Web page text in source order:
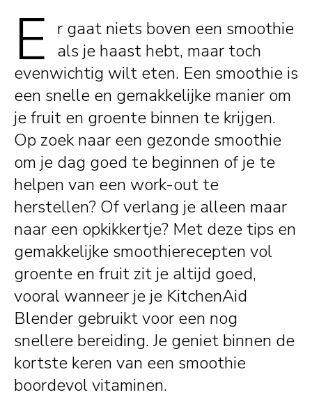
E r gaat niets boven een smoothie
als je haast hebt, maar toch
evenwichtig wilt eten. Een smoothie is
een snelle en gemakkelijke manier om
je fruit en groente binnen te krijgen.
Op zoek naar een gezonde smoothie
om je dag goed te beginnen of je te
helpen van een work-out te
herstellen? Of verlang je alleen maar
naar een opkikkertje? Met deze tips en
gemakkelijke smoothierecepten vol
groente en fruit zit je altijd goed,
vooral wanneer je je KitchenAid
Blender gebruikt voor een nog
snellere bereiding. Je geniet binnen de
kortste keren van een smoothie
boordevol vitaminen.